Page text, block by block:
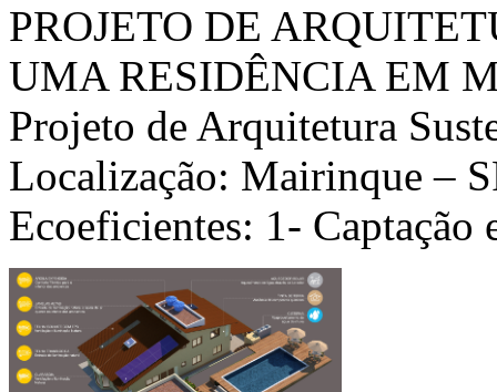
PROJETO DE
UMA RESIDÊNCIA EM
Projeto de Arquitetura
Localização: Mairinque –
Ecoeficientes: 1-